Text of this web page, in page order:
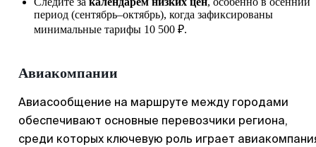
период (сентябрь–октябрь), когда зафиксированы
минимальные тарифы 10 500 ₽.
Авиакомпании
Авиасообщение на маршруте между городами
обеспечивают основные перевозчики региона,
среди которых ключевую роль играет